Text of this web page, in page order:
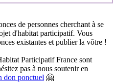
de personnes cherchant à se
d'habitat participatif. Vous
existantes et publier la vôtre !
Participatif France sont
pas à nous soutenir en
don ponctuel 🤗